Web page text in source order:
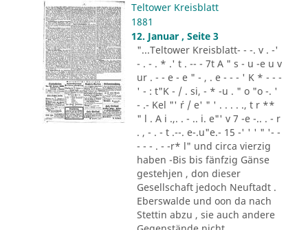
Teltower Kreisblatt
1881
12. Januar , Seite 3
"...Teltower Kreisblatt- - -. v . -'
- . - . * .' t . -- - 7t A " s - u -e u v
ur . - - e - e " - , . e - - - ' K * - - -
' - : t"K - / . si, - * -u . " o "o -. '
- .- Kel "' ´r / e' " ' . . . . ., t r **
" l . A i .,. . - .. i. e"' v 7 -e -.. . - r
. , - . - t .--. e-.u"e.- 15 -' ' ' " '- -
- - - . - -r* l" und circa vierzig
haben -Bis bis fänfzig Gänse
gestehjen , don dieser
Gesellschaft jedoch Neuftadt .
Eberswalde und oon da nach
Stettin abzu , sie auch andere